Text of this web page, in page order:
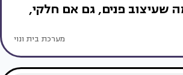
שעיצוב פנים, גם אם חלקי,
מערכת בית ונוי